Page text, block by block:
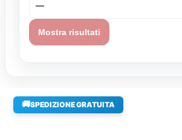
Mostra risultati
🚚SPEDIZIONE GRATUITA